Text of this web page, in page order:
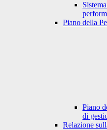
Piano della
Piano
di
Relazione